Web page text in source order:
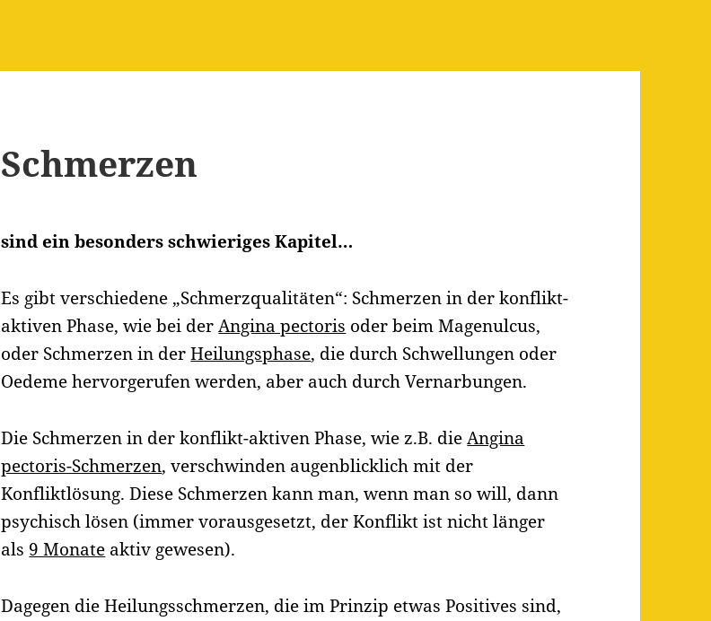
Schmerzen
sind ein besonders schwieriges Kapitel…
Es gibt verschiedene „Schmerzqualitäten“: Schmerzen in der konflikt-
aktiven Phase, wie bei derAngina pectoris oder beim Magenulcus,
oder Schmerzen in derHeilungsphase, die durch Schwellungen oder
Oedeme hervorgerufen werden, aber auch durch Vernarbungen.
Die Schmerzen in der konflikt-aktiven Phase, wie z.B. dieAngina
pectoris-Schmerzen, verschwinden augenblicklich mit der
Konfliktlösung. Diese Schmerzen kann man, wenn man so will, dann
psychisch lösen (immer vorausgesetzt, der Konflikt ist nicht länger
als 9 Monate aktiv gewesen).
Dagegen die Heilungsschmerzen, die im Prinzip etwas Positives sind,